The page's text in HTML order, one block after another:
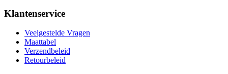
Klantenservice
Veelgestelde Vragen
Maattabel
Verzendbeleid
Retourbeleid